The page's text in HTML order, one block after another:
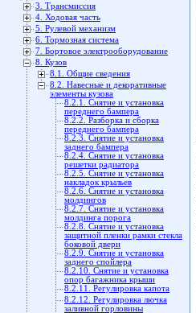
3. Трансмиссия
4. Ходовая часть
5. Рулевой механизм
6. Тормозная система
7. Бортовое электрооборудование
8. Кузов
8.1. Общие сведения
8.2. Навесные и декоративные
элементы кузова
8.2.1. Снятие и установка
переднего бампера
8.2.2. Разборка и сборка
переднего бампера
8.2.3. Снятие и установка
заднего бампера
8.2.4. Снятие и установка
решетки радиатора
8.2.5. Снятие и установка
накладок крыльев
8.2.6. Снятие и установка
молдингов
8.2.7. Снятие и установка
молдинга порога
8.2.8. Снятие и установка
защитной пленки рамки стекла
боковой двери
8.2.9. Снятие и установка
заднего спойлера
8.2.10. Снятие и установка
опор багажника крыши
8.2.11. Регулировка капота
8.2.12. Регулировка лючка
заливной горловины